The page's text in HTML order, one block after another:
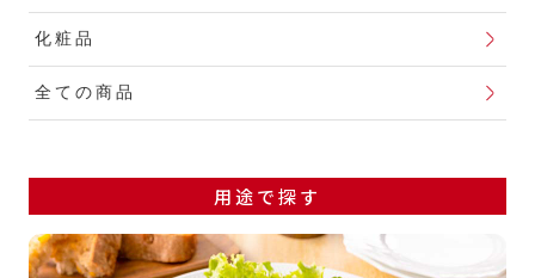
化粧品
全ての商品
用途で探す